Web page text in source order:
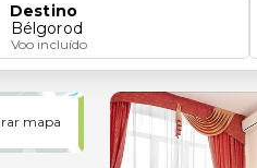
Destino
Bélgorod
Voo incluído
mapa